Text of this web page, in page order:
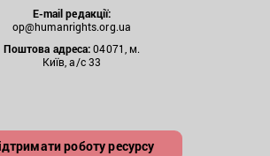
E-mail редакції:
op@humanrights.org.ua
Поштова адреса:04071, м.
Київ, а/с 33
роботу ресурсу